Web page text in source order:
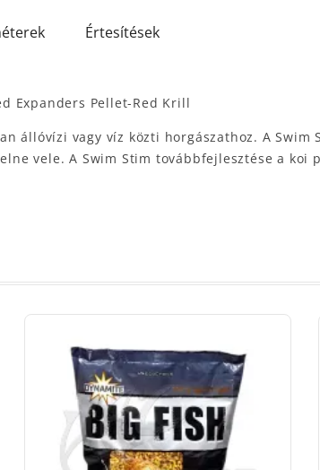
Értesítések
Expanders Pellet-Red Krill
állóvízi vagy víz közti horgászathoz. A
vele. A Swim Stim továbbfejlesztése a